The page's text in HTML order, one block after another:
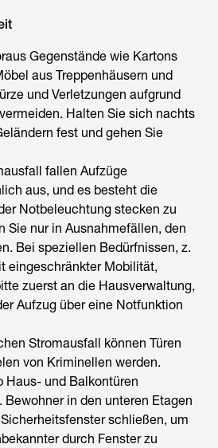
Gegenstände wie Kartons
aus Treppenhäusern und
und Verletzungen aufgrund
Halten Sie sich nachts
fest und gehen Sie
fallen Aufzüge
aus, und es besteht die
Notbeleuchtung stecken zu
Sie nur in Ausnahmefällen, den
Bei speziellen Bedürfnissen, z.
eingeschränkter Mobilität,
zuerst an die Hausverwaltung,
Aufzug über eine Notfunktion
Stromausfall können Türen
von Kriminellen werden.
Haus- und Balkontüren
Bewohner in den unteren Etagen
schließen, um
durch Fenster zu